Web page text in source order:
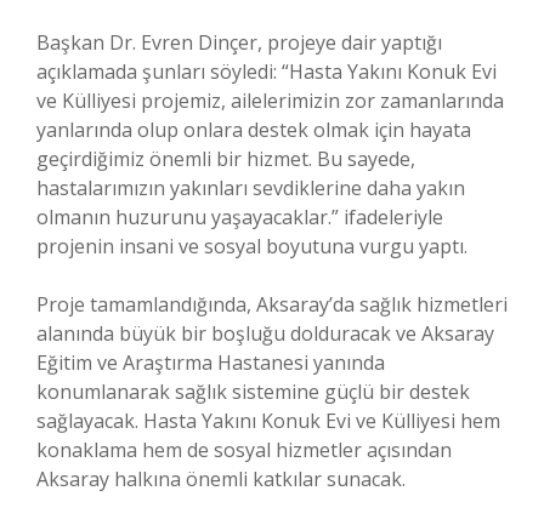
Başkan Dr. Evren Dinçer, projeye dair yaptığı
açıklamada şunları söyledi: “Hasta Yakını Konuk Evi
ve Külliyesi projemiz, ailelerimizin zor zamanlarında
yanlarında olup onlara destek olmak için hayata
geçirdiğimiz önemli bir hizmet. Bu sayede,
hastalarımızın yakınları sevdiklerine daha yakın
olmanın huzurunu yaşayacaklar.” ifadeleriyle
projenin insani ve sosyal boyutuna vurgu yaptı.
Proje tamamlandığında, Aksaray’da sağlık hizmetleri
alanında büyük bir boşluğu dolduracak ve Aksaray
Eğitim ve Araştırma Hastanesi yanında
konumlanarak sağlık sistemine güçlü bir destek
sağlayacak. Hasta Yakını Konuk Evi ve Külliyesi hem
konaklama hem de sosyal hizmetler açısından
Aksaray halkına önemli katkılar sunacak.